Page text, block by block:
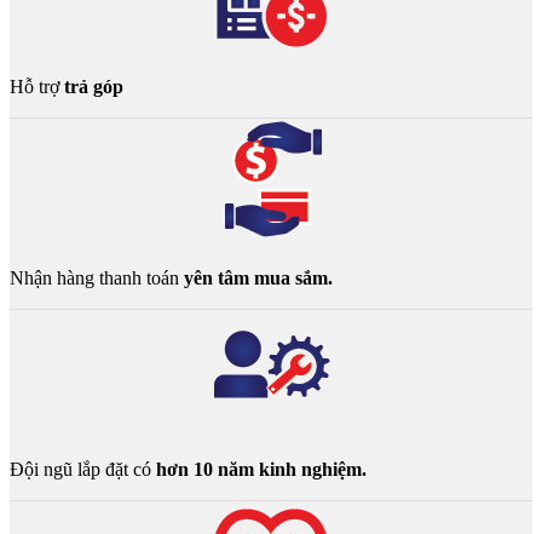
Hỗ trợtrả góp
Nhận hàng thanh toán yên tâm mua sắm.
Đội ngũ lắp đặt có hơn 10 năm kinh nghiệm.